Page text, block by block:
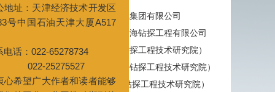
主管： 中国石油天然气集团有限公司
中国石油集团渤海钻探工程有限公司
主编：陈世春（渤海钻探工程技术研究院）
副主编：汪桂娟（渤海钻探工程技术研究院）
任 强（渤海钻探工程技术研究院）
65278734
大作者和读者能够
，共同推动期刊的
刊的关注和支持！